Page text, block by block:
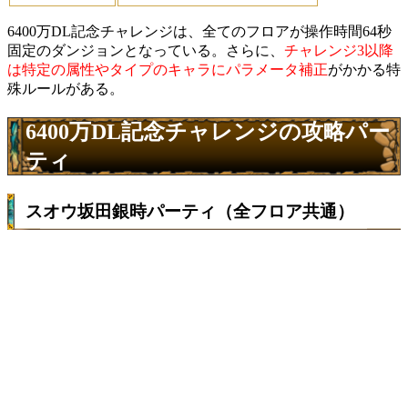
6400万DL記念チャレンジは、 全てのフロアが操作時間64秒
固定のダンジョンとなっている。さらに、 チャレンジ3以降
は特定の属性やタイプのキャラにパラメータ補正がかかる特
殊ルールがある。
6400万DL記念チャレンジの攻略パー
ティ
スオウ坂田銀時パーティ（全フロア共通）